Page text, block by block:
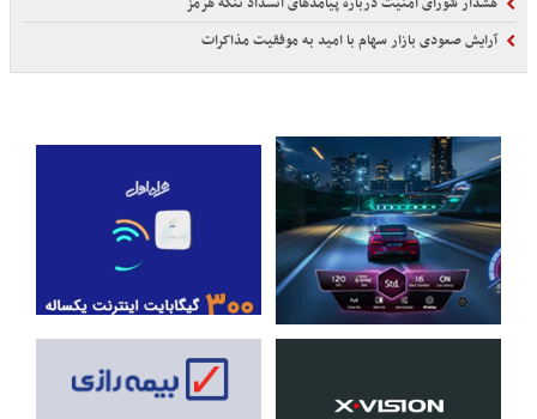
آرایش صعودی بازار سهام با امید به موفقیت مذاکرات